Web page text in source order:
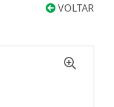
VOLTAR